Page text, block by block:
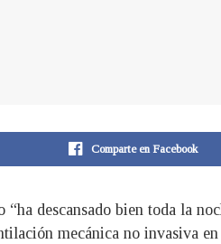
Comparte en Facebook
“ha descansado bien toda la
mecánica no invasiva